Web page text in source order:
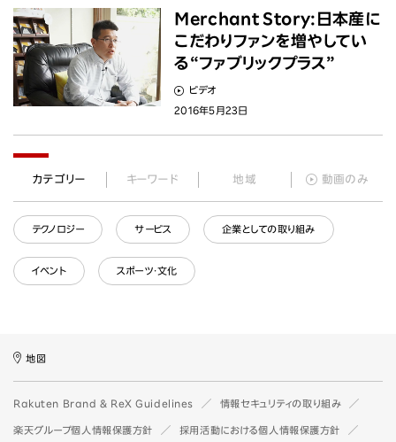
ビデオ
2016年5月23日
Merchant Story:日本産に
こだわりファンを増やしてい
る“ファブリックプラス”
カテゴリー キーワード 地域 動画のみ
テクノロジー サービス 企業としての取り組み
イベント スポーツ・文化
地図
Rakuten Brand & ReX Guidelines 情報セキュリティの取り組み
楽天グループ個人情報保護方針 採用活動における個人情報保護方針